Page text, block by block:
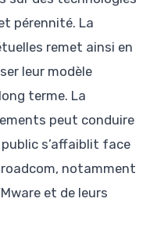
pérennité. La
remet ainsi en
leur modèle
terme. La
peut conduire
s’affaiblit face
notamment
et de leurs